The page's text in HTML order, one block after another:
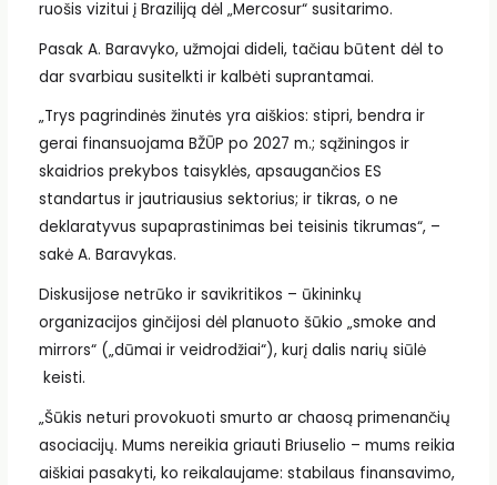
ruošis vizitui į Braziliją dėl „Mercosur“ susitarimo.
Pasak A. Baravyko, užmojai dideli, tačiau būtent dėl to
dar svarbiau susitelkti ir kalbėti suprantamai.
„Trys pagrindinės žinutės yra aiškios: stipri, bendra ir
gerai finansuojama BŽŪP po 2027 m.; sąžiningos ir
skaidrios prekybos taisyklės, apsaugančios ES
standartus ir jautriausius sektorius; ir tikras, o ne
deklaratyvus supaprastinimas bei teisinis tikrumas“, –
sakė A. Baravykas.
Diskusijose netrūko ir savikritikos – ūkininkų
organizacijos ginčijosi dėl planuoto šūkio „smoke and
mirrors“ („dūmai ir veidrodžiai“), kurį dalis narių siūlė
keisti.
„Šūkis neturi provokuoti smurto ar chaosą primenančių
asociacijų. Mums nereikia griauti Briuselio – mums reikia
aiškiai pasakyti, ko reikalaujame: stabilaus finansavimo,